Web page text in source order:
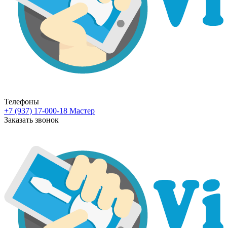
Телефоны
+7 (937) 17-000-18 Мастер
Заказать звонок